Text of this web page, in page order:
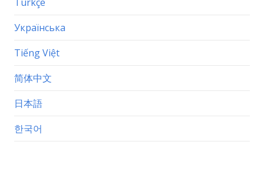
Українська
Tiếng Việt
简体中文
日本語
한국어